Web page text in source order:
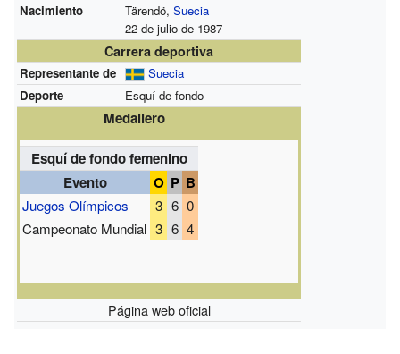
Nacimiento
Tärendö, Suecia
22 de julio de 1987
Carrera deportiva
Representante de
Suecia
Deporte
Esquí de fondo
Medallero
Esquí de fondo femenino
Evento
O P B
Juegos Olímpicos 3 6 0
Campeonato Mundial 3 6 4
Página web oficial